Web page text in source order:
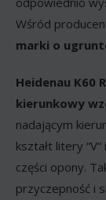
Wśród
marki o
Heidenau K60
kierunkowy
nadającym
kształt litery
części opony.
przyczepność i